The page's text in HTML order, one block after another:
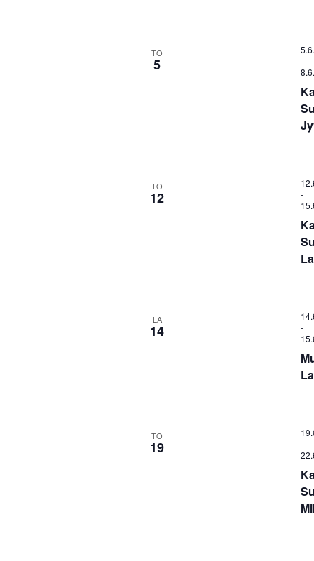
TO
5
-
TO
12
-
LA
14
-
TO
19
-